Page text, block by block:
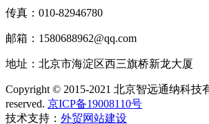
传真：010-82946780
邮箱：1580688962@qq.com
地址：北京市海淀区西三旗桥新龙大厦
Copyright © 2015-2021 北京智远通纳科技
reserved. 京ICP备19008110号
技术支持： 外贸网站建设